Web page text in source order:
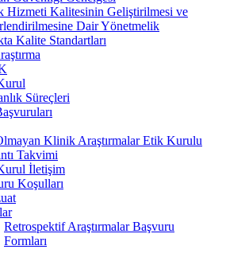
Hizmeti Kalitesinin Geliştirilmesi ve
Dair Yönetmelik
Kalite Standartları
Süreçleri
Klinik Araştırmalar Etik Kurulu
Takvimi
İletişim
Koşulları
Retrospektif Araştırmalar Başvuru
Formları